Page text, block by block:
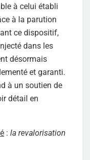
à celui établi
à la parution
ce dispositif,
dans les
désormais
et garanti.
à un soutien de
détail en
: la revalorisation